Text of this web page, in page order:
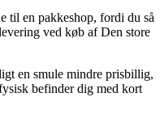
til en pakkeshop, fordi du så
ved køb af Den store
en smule mindre prisbillig,
befinder dig med kort